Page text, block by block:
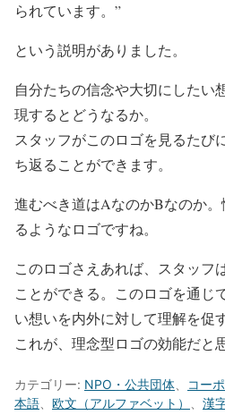
られています。”
という説明がありました。
自分たちの信念や大切にしたい
現するとどうなるか。
スタッフがこのロゴを見るたび
ち返ることができます。
進むべき道はAなのかBなのか
るようなロゴですね。
このロゴさえあれば、スタッフ
ことができる。このロゴを通じ
い想いを内外に対して理解を促
これが、理念型ロゴの効能だと
カテゴリー: NPO・公共団体 コー
本語
欧文（アルファベット） 漢